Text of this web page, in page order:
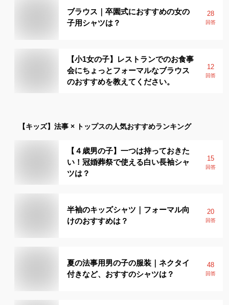
ブラウス｜卒園式におすすめの女の
子用シャツは？
28
回答
【小1女の子】レストランでのお食事
会にちょっとフォーマルなブラウス
のおすすめを教えてください。
12
回答
【キッズ】 法事 × トップスの人気おすすめランキング
【４歳男の子】一つは持っておきた
い！冠婚葬祭で使える白い長袖シャ
ツは？
15
回答
半袖のキッズシャツ｜フォーマル向
けのおすすめは？
20
回答
夏の法事用男の子の服装｜ネクタイ
付きなど、おすすのシャツは？
48
回答